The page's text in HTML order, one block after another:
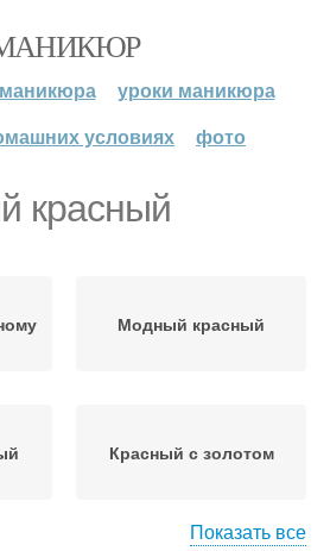
уроки маникюра
условиях
фото
красный
Модный красный
Красный с золотом
Показать все